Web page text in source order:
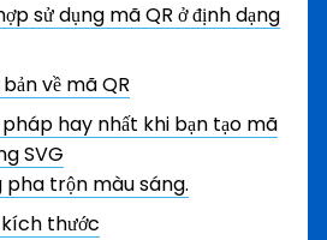
sử dụng mã QR ở định dạng
về mã QR
hay nhất khi bạn tạo mã
SVG
pha trộn màu sáng.
kích thước